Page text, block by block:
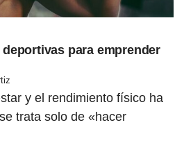
para emprender
y el rendimiento físico ha
trata solo de «hacer